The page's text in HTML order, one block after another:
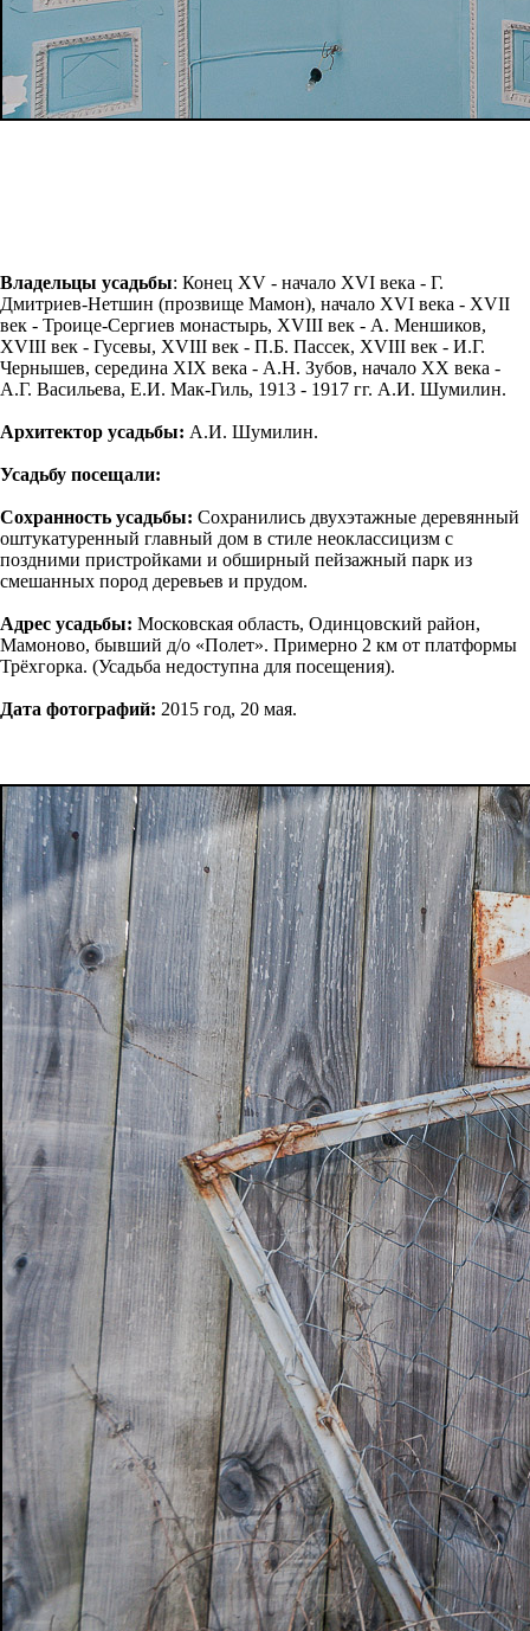
Владельцы усадьбы: Конец XV - начало XVI века - Г.
Дмитриев-Нетшин (прозвище Мамон), начало XVI века - XVII
век - Троице-Сергиев монастырь, XVIII век - А. Меншиков,
XVIII век - Гусевы, XVIII век - П.Б. Пассек, XVIII век - И.Г.
Чернышев, середина XIX века - А.Н. Зубов, начало XX века -
А.Г. Васильева, Е.И. Мак-Гиль, 1913 - 1917 гг. А.И. Шумилин.
Архитектор усадьбы: А.И. Шумилин.
Усадьбу посещали:
Сохранность усадьбы: Сохранились двухэтажные деревянный
оштукатуренный главный дом в стиле неоклассицизм с
поздними пристройками и обширный пейзажный парк из
смешанных пород деревьев и прудом.
Адрес усадьбы: Московская область, Одинцовский район,
Мамоново, бывший д/о «Полет». Примерно 2 км от платформы
Трёхгорка. (Усадьба недоступна для посещения).
Дата фотографий: 2015 год, 20 мая.